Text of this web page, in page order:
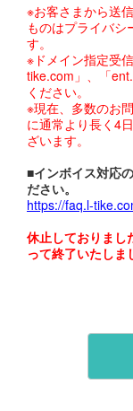
※お客さまから送
ものはプライバシ
す。
※ドメイン指定受
tike.com」、「
ください。
※現在、多数のお
に通常より長く4
ざいます。
■インボイス対応
ださい。
https://faq.l-
休止しておりまし
って終了いたしま